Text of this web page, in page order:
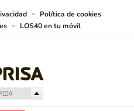
Política de cookies
LOS40 en tu móvil